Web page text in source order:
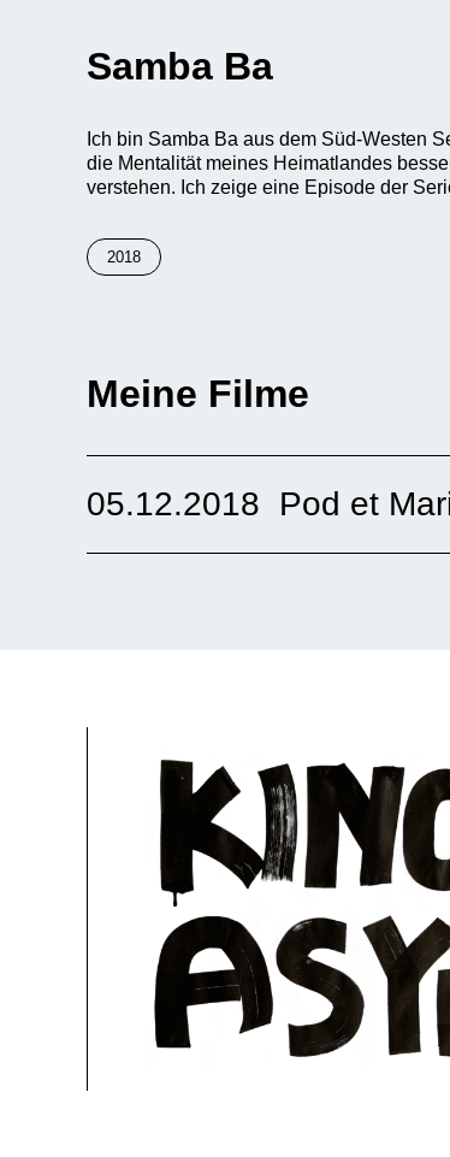
Samba Ba
Ich bin Samba Ba aus dem Süd-Westen
die Mentalität meines Heimatlandes
verstehen. Ich zeige eine Episode der
2018
Meine Filme
05.12.2018 Pod et
Schauspieler*innen. Die Serie wird
Mehr Informationen